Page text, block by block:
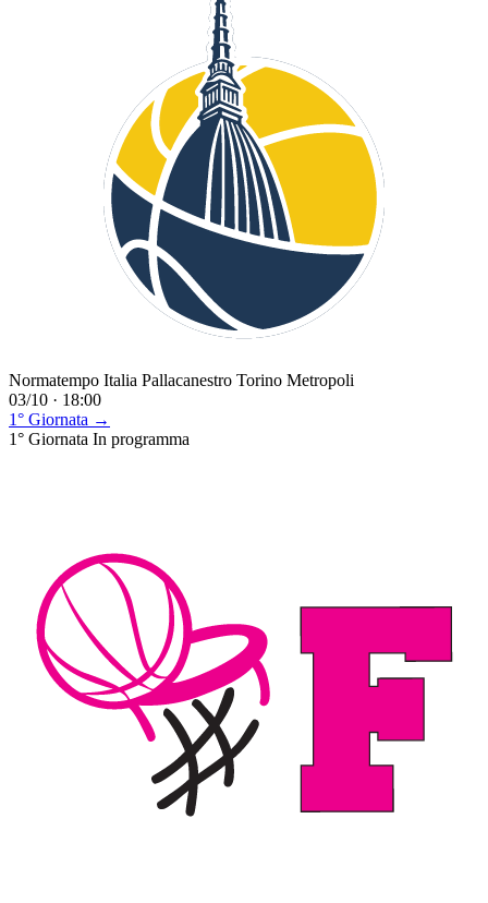
Normatempo Italia Pallacanestro Torino Metropoli
03/10 · 18:00
1° Giornata →
1° Giornata In programma